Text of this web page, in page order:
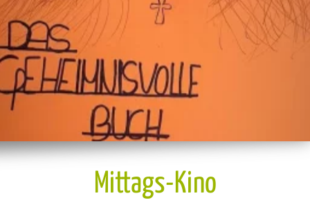
Mittags-Kino